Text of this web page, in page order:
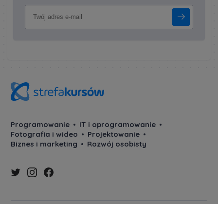
Programowanie
IT i oprogramowanie
Fotografia i wideo
Projektowanie
Biznes i marketing
Rozwój osobisty